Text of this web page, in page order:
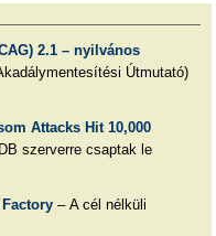
2.1 – nyilvános
Útmutató)
Attacks Hit 10,000
szerverre csaptak le
– A cél nélküli